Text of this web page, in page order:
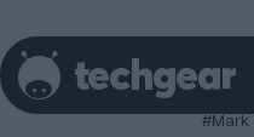
#Mark